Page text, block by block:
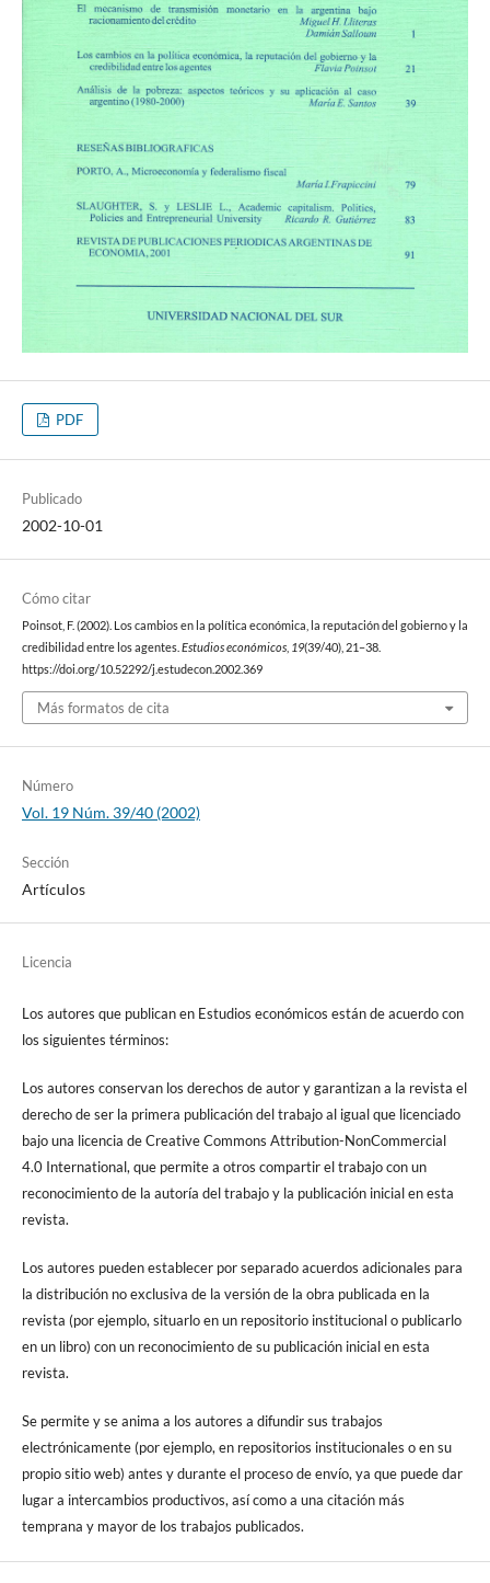
PDF
Publicado
2002-10-01
Cómo citar
Poinsot, F. (2002). Los cambios en la política económica, la reputación del gobierno y la
credibilidad entre los agentes. Estudios económicos, 19(39/40), 21–38.
https://doi.org/10.52292/j.estudecon.2002.369
Más formatos de cita
Número
Vol. 19 Núm. 39/40 (2002)
Sección
Artículos
Licencia
Los autores que publican en Estudios económicos están de acuerdo con
los siguientes términos:
Los autores conservan los derechos de autor y garantizan a la revista el
derecho de ser la primera publicación del trabajo al igual que licenciado
bajo una licencia de Creative Commons Attribution-NonCommercial
4.0 International, que permite a otros compartir el trabajo con un
reconocimiento de la autoría del trabajo y la publicación inicial en esta
revista.
Los autores pueden establecer por separado acuerdos adicionales para
la distribución no exclusiva de la versión de la obra publicada en la
revista (por ejemplo, situarlo en un repositorio institucional o publicarlo
en un libro) con un reconocimiento de su publicación inicial en esta
revista.
Se permite y se anima a los autores a difundir sus trabajos
electrónicamente (por ejemplo, en repositorios institucionales o en su
propio sitio web) antes y durante el proceso de envío, ya que puede dar
lugar a intercambios productivos, así como a una citación más
temprana y mayor de los trabajos publicados.